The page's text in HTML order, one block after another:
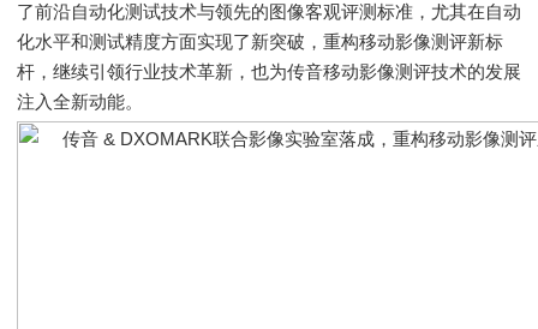
了前沿自动化测试技术与领先的图像客观评测标准，尤其在自动
化水平和测试精度方面实现了新突破，重构移动影像测评新标
杆，继续引领行业技术革新，也为传音移动影像测评技术的发展
注入全新动能。